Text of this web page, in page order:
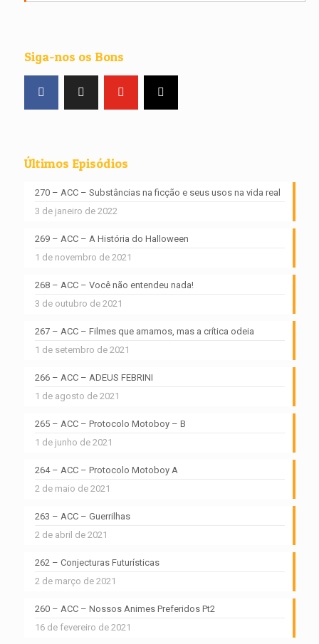
Siga-nos os Bons
Últimos Episódios
270 – ACC – Substâncias na ficção e seus usos na vida real
3 de janeiro de 2022
269 – ACC – A História do Halloween
1 de novembro de 2021
268 – ACC – Você não entendeu nada!
3 de outubro de 2021
267 – ACC – Filmes que amamos, mas a crítica odeia
1 de setembro de 2021
266 – ACC – ADEUS FEBRINI
1 de agosto de 2021
265 – ACC – Protocolo Motoboy – B
1 de junho de 2021
264 – ACC – Protocolo Motoboy A
2 de maio de 2021
263 – ACC – Guerrilhas
2 de abril de 2021
262 – Conjecturas Futurísticas
2 de março de 2021
260 – ACC – Nossos Animes Preferidos Pt2
16 de fevereiro de 2021